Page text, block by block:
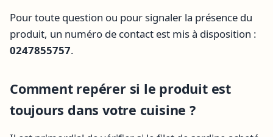
Pour toute question ou pour signaler la présence du
produit, un numéro de contact est mis à disposition :
0247855757.
Comment repérer si le produit est
toujours dans votre cuisine ?